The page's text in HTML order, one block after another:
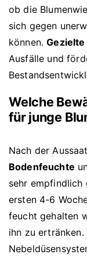
ob die
sich gegen
können.Gezielte
Ausfälle und
Welche
für junge
Nach der
Bodenfeuchte
sehr empfindlich
ersten 4-6
feucht gehalten
ihn zu